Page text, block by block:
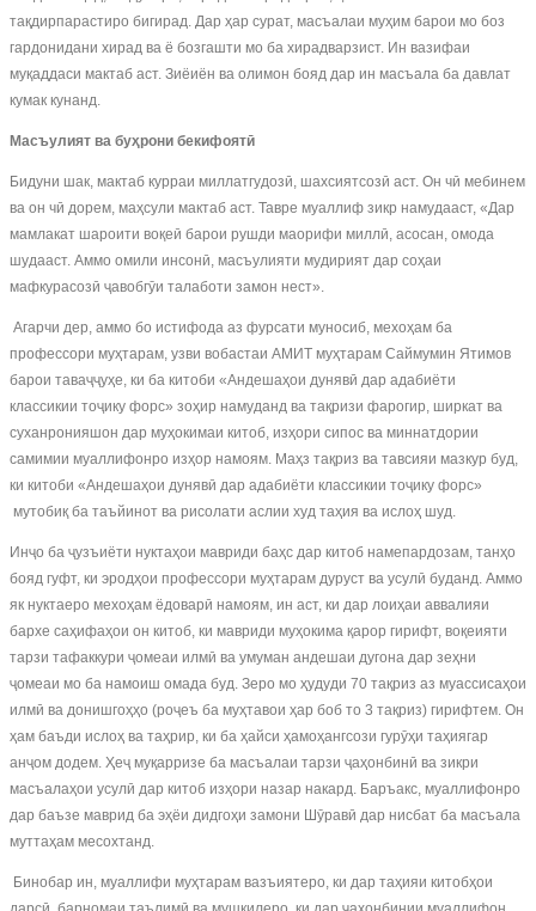
тақдирпарастиро бигирад. Дар ҳар сурат, масъалаи муҳим барои мо боз
гардонидани хирад ва ё бозгашти мо ба хирадварзист. Ин вазифаи
муқаддаси мактаб аст. Зиёиён ва олимон бояд дар ин масъала ба давлат
кумак кунанд.
Масъулият ва буҳрони бекифоятӣ
Бидуни шак, мактаб курраи миллатгудозӣ, шахсиятсозӣ аст. Он чӣ мебинем
ва он чӣ дорем, маҳсули мактаб аст. Тавре муаллиф зикр намудааст, «Дар
мамлакат шароити воқеӣ барои рушди маорифи миллӣ, асосан, омода
шудааст. Аммо омили инсонӣ, масъулияти мудирият дар соҳаи
мафкурасозӣ ҷавобгӯи талаботи замон нест».
Агарчи дер, аммо бо истифода аз фурсати муносиб, мехоҳам ба
профессори муҳтарам, узви вобастаи АМИТ муҳтарам Саймумин Ятимов
барои таваҷҷуҳе, ки ба китоби «Андешаҳои дунявӣ дар адабиёти
классикии тоҷику форс» зоҳир намуданд ва тақризи фарогир, ширкат ва
суханронияшон дар муҳокимаи китоб, изҳори сипос ва миннатдории
самимии муаллифонро изҳор намоям. Маҳз тақриз ва тавсияи мазкур буд,
ки китоби «Андешаҳои дунявӣ дар адабиёти классикии тоҷику форс»
мутобиқ ба таъйинот ва рисолати аслии худ таҳия ва ислоҳ шуд.
Инҷо ба ҷузъиёти нуктаҳои мавриди баҳс дар китоб намепардозам, танҳо
бояд гуфт, ки эродҳои профессори муҳтарам дуруст ва усулӣ буданд. Аммо
як нуктаеро мехоҳам ёдоварӣ намоям, ин аст, ки дар лоиҳаи аввалияи
бархе саҳифаҳои он китоб, ки мавриди муҳокима қарор гирифт, воқеияти
тарзи тафаккури ҷомеаи илмӣ ва умуман андешаи дугона дар зеҳни
ҷомеаи мо ба намоиш омада буд. Зеро мо ҳудуди 70 тақриз аз муассисаҳои
илмӣ ва донишгоҳҳо (роҷеъ ба муҳтавои ҳар боб то 3 тақриз) гирифтем. Он
ҳам баъди ислоҳ ва таҳрир, ки ба ҳайси ҳамоҳангсози гурӯҳи таҳиягар
анҷом додем. Ҳеҷ муқарризе ба масъалаи тарзи ҷаҳонбинӣ ва зикри
масъалаҳои усулӣ дар китоб изҳори назар накард. Баръакс, муаллифонро
дар баъзе маврид ба эҳёи дидгоҳи замони Шӯравӣ дар нисбат ба масъала
муттаҳам месохтанд.
Бинобар ин, муаллифи муҳтарам вазъиятеро, ки дар таҳияи китобҳои